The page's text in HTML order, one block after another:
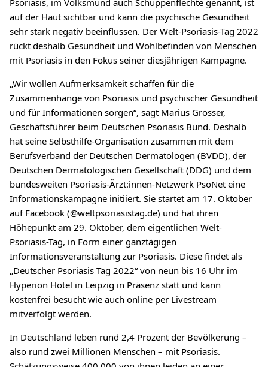
Psoriasis, im Volksmund auch Schuppenflechte genannt, ist
auf der Haut sichtbar und kann die psychische Gesundheit
sehr stark negativ beeinflussen. Der Welt-Psoriasis-Tag 2022
rückt deshalb Gesundheit und Wohlbefinden von Menschen
mit Psoriasis in den Fokus seiner diesjährigen Kampagne.
„Wir wollen Aufmerksamkeit schaffen für die
Zusammenhänge von Psoriasis und psychischer Gesundheit
und für Informationen sorgen“, sagt Marius Grosser,
Geschäftsführer beim Deutschen Psoriasis Bund. Deshalb
hat seine Selbsthilfe-Organisation zusammen mit dem
Berufsverband der Deutschen Dermatologen (BVDD), der
Deutschen Dermatologischen Gesellschaft (DDG) und dem
bundesweiten Psoriasis-Ärzt:innen-Netzwerk PsoNet eine
Informationskampagne initiiert. Sie startet am 17. Oktober
auf Facebook (@weltpsoriasistag.de) und hat ihren
Höhepunkt am 29. Oktober, dem eigentlichen Welt-
Psoriasis-Tag, in Form einer ganztägigen
Informationsveranstaltung zur Psoriasis. Diese findet als
„Deutscher Psoriasis Tag 2022“ von neun bis 16 Uhr im
Hyperion Hotel in Leipzig in Präsenz statt und kann
kostenfrei besucht wie auch online per Livestream
mitverfolgt werden.
In Deutschland leben rund 2,4 Prozent der Bevölkerung –
also rund zwei Millionen Menschen – mit Psoriasis.